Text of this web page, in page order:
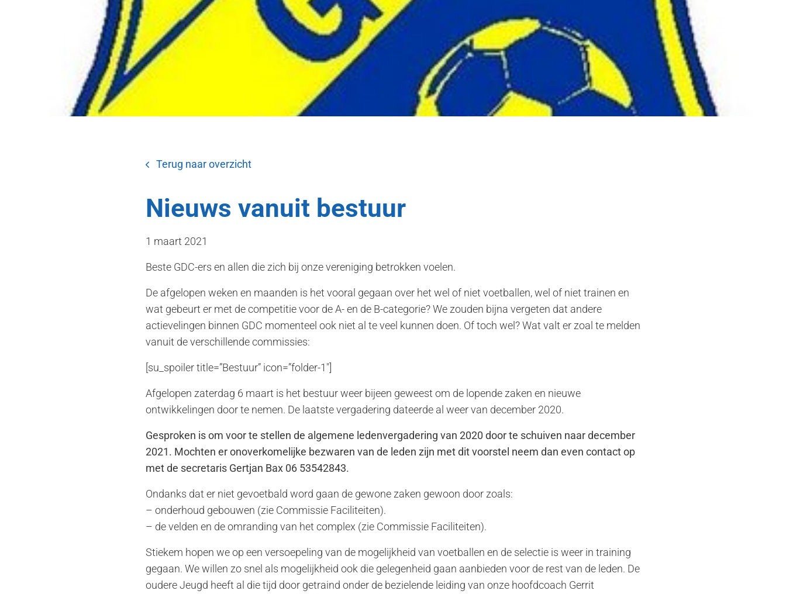
Terug naar overzicht
Nieuws vanuit bestuur
1 maart 2021
Beste GDC-ers en allen die zich bij onze vereniging betrokken voelen.
De afgelopen weken en maanden is het vooral gegaan over het wel of niet voetballen, wel of niet trainen en
wat gebeurt er met de competitie voor de A- en de B-categorie? We zouden bijna vergeten dat andere
actievelingen binnen GDC momenteel ook niet al te veel kunnen doen. Of toch wel? Wat valt er zoal te melden
vanuit de verschillende commissies:
[su_spoiler title=”Bestuur” icon=”folder-1″]
Afgelopen zaterdag 6 maart is het bestuur weer bijeen geweest om de lopende zaken en nieuwe
ontwikkelingen door te nemen. De laatste vergadering dateerde al weer van december 2020.
Gesproken is om voor te stellen de algemene ledenvergadering van 2020 door te schuiven naar december
2021. Mochten er onoverkomelijke bezwaren van de leden zijn met dit voorstel neem dan even contact op
met de secretaris Gertjan Bax 06 53542843.
Ondanks dat er niet gevoetbald word gaan de gewone zaken gewoon door zoals:
– onderhoud gebouwen (zie Commissie Faciliteiten).
– de velden en de omranding van het complex (zie Commissie Faciliteiten).
Stiekem hopen we op een versoepeling van de mogelijkheid van voetballen en de selectie is weer in training
gegaan. We willen zo snel als mogelijkheid ook die gelegenheid gaan aanbieden voor de rest van de leden. De
oudere Jeugd heeft al die tijd door getraind onder de bezielende leiding van onze hoofdcoach Gerrit